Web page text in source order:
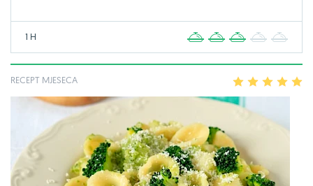
1 H 2 3 4
RECEPT MJESECA 2 3 4